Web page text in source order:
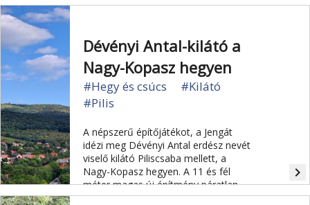
Dévényi Antal-kilátó a
Nagy-Kopasz hegyen
#Hegy és csúcs
#Kilátó
#Pilis
A népszerű építőjátékot, a Jengát
idézi meg Dévényi Antal erdész nevét
viselő kilátó Piliscsaba mellett, a
Nagy-Kopasz hegyen. A 11 és fél
méter magas új építmény páratlan
kilátást nyújt a 447 méter magas
navigate_next